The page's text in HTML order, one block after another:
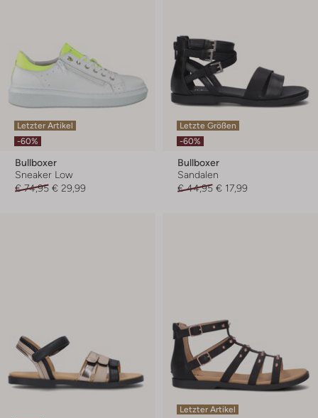
Letzter Artikel
-60%
Bullboxer
Sneaker Low
€ 74,95 € 29,99
Letzte Größen
-60%
Bullboxer
Sandalen
€ 44,95 € 17,99
Letzter Artikel